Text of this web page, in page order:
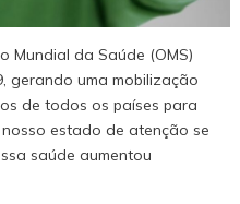
Mundial da Saúde (OMS)
gerando uma mobilização
de todos os países para
estado de atenção se
saúde aumentou